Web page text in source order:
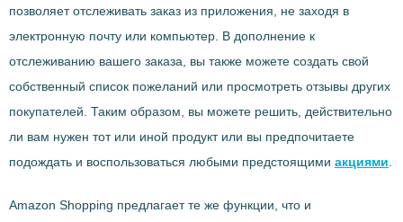
позволяет отслеживать заказ из приложения, не заходя в
электронную почту или компьютер. В дополнение к
отслеживанию вашего заказа, вы также можете создать свой
собственный список пожеланий или просмотреть отзывы других
покупателей. Таким образом, вы можете решить, действительно
ли вам нужен тот или иной продукт или вы предпочитаете
подождать и воспользоваться любыми предстоящими акциями
Amazon Shopping предлагает те же функции, что и